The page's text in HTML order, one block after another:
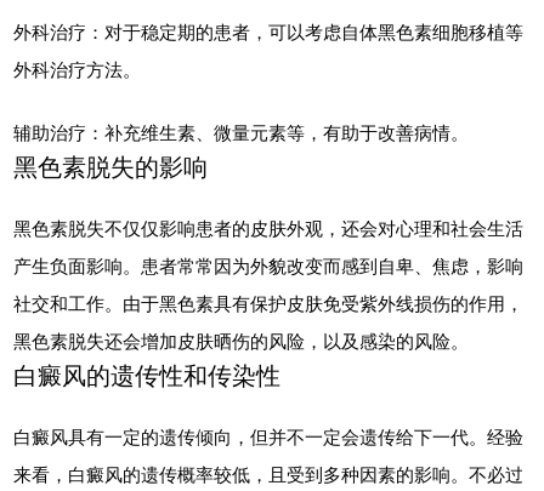
外科治疗：对于稳定期的患者，可以考虑自体黑色素细胞移植等
外科治疗方法。
辅助治疗：补充维生素、微量元素等，有助于改善病情。
黑色素脱失的影响
黑色素脱失不仅仅影响患者的皮肤外观，还会对心理和社会生活
产生负面影响。患者常常因为外貌改变而感到自卑、焦虑，影响
社交和工作。由于黑色素具有保护皮肤免受紫外线损伤的作用，
黑色素脱失还会增加皮肤晒伤的风险，以及感染的风险。
白癜风的遗传性和传染性
白癜风具有一定的遗传倾向，但并不一定会遗传给下一代。经验
来看，白癜风的遗传概率较低，且受到多种因素的影响。不必过